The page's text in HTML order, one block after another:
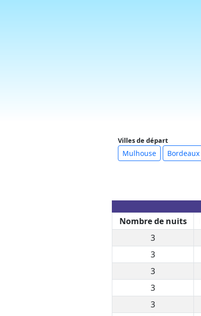
Villes de départ
Mulhouse Bordeaux
Nombre de nuits
3
3
3
3
3